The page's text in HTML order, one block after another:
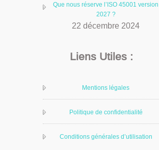
Que nous réserve l’ISO 45001 version
2027 ?
22 décembre 2024
Liens Utiles :
Mentions légales
Politique de confidentialité
Conditions générales d’utilisation